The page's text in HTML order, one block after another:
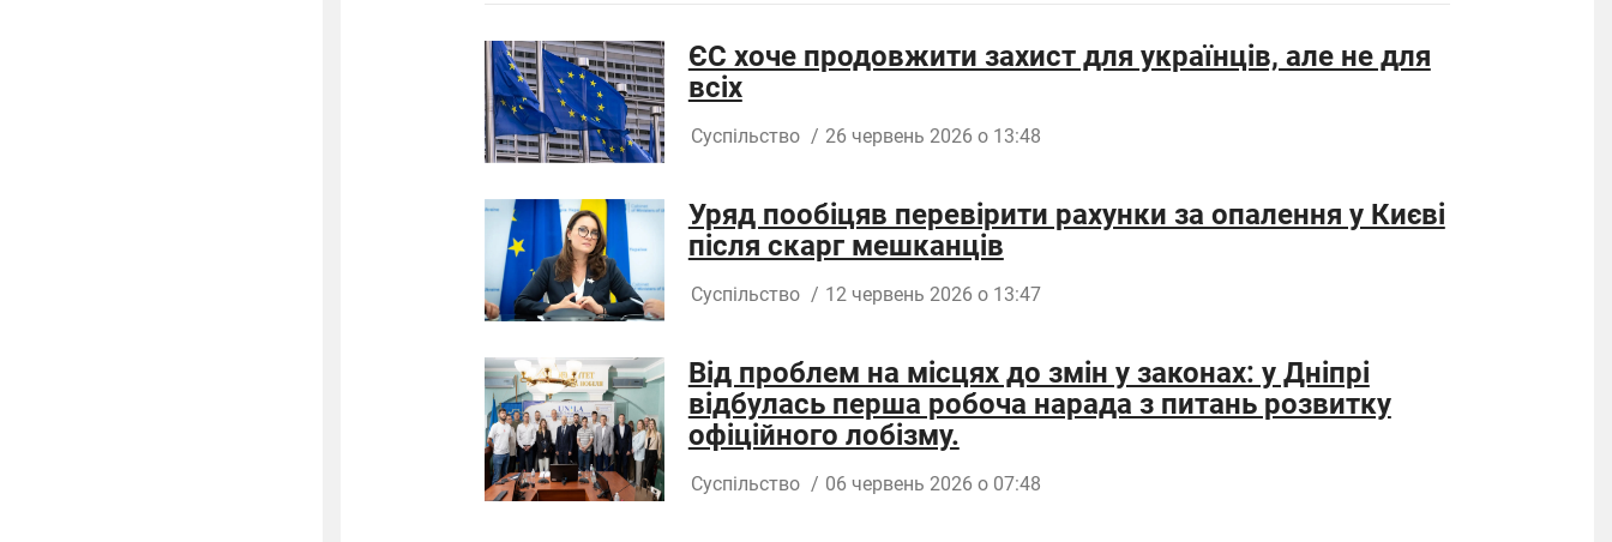
ЄС хоче продовжити захист для українців, але не для
всіх
Суспільство / 26 червень 2026 о 13:48
Уряд пообіцяв перевірити рахунки за опалення у Києві
після скарг мешканців
Суспільство / 12 червень 2026 о 13:47
Від проблем на місцях до змін у законах: у Дніпрі
відбулась перша робоча нарада з питань розвитку
офіційного лобізму.
Суспільство / 06 червень 2026 о 07:48